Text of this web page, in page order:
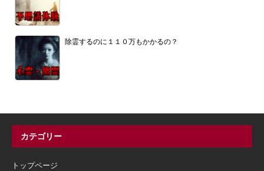
除霊するのに１１０万もかかるの？
カテゴリー
トップページ